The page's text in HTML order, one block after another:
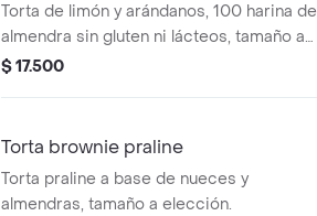
Torta de limón y arándanos, 100 harina de
almendra sin gluten ni lácteos, tamaño a
elección.
$ 17.500
Torta brownie praline
Torta praline a base de nueces y
almendras, tamaño a elección.